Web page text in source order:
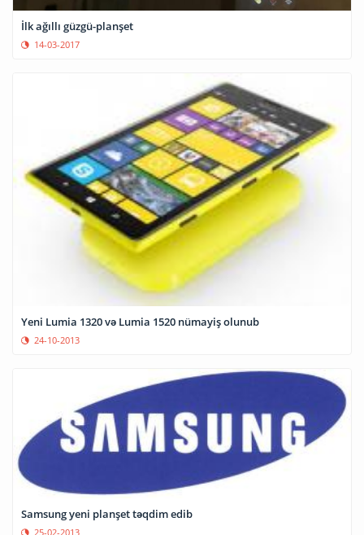
İlk ağıllı güzgü-planşet
14-03-2017
Yeni Lumia 1320 və Lumia 1520 nümayiş olunub
24-10-2013
Samsung yeni planşet təqdim edib
25-02-2013